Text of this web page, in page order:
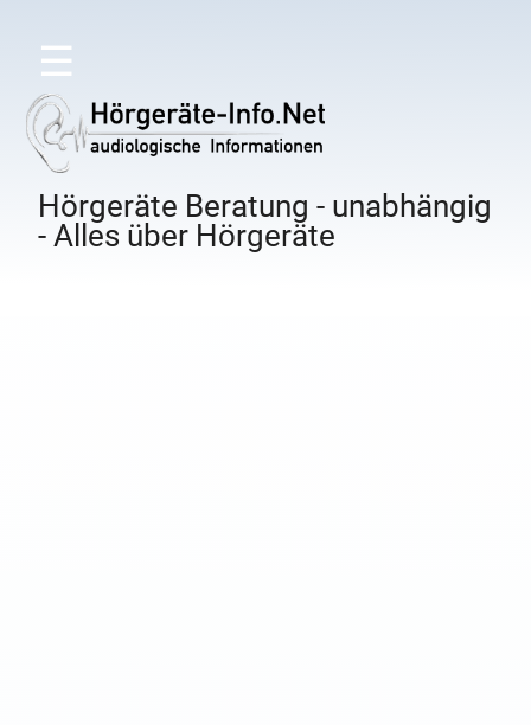
☰
Hörgeräte Beratung - unabhängig
- Alles über Hörgeräte